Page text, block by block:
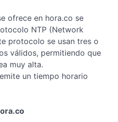
ofrece en hora.co se
NTP (Network
protocolo se usan tres o
válidos, permitiendo que
muy alta.
un tiempo horario